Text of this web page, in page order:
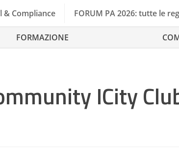
& Compliance FORUM PA 2026: tutte le
FORMAZIONE
ICity